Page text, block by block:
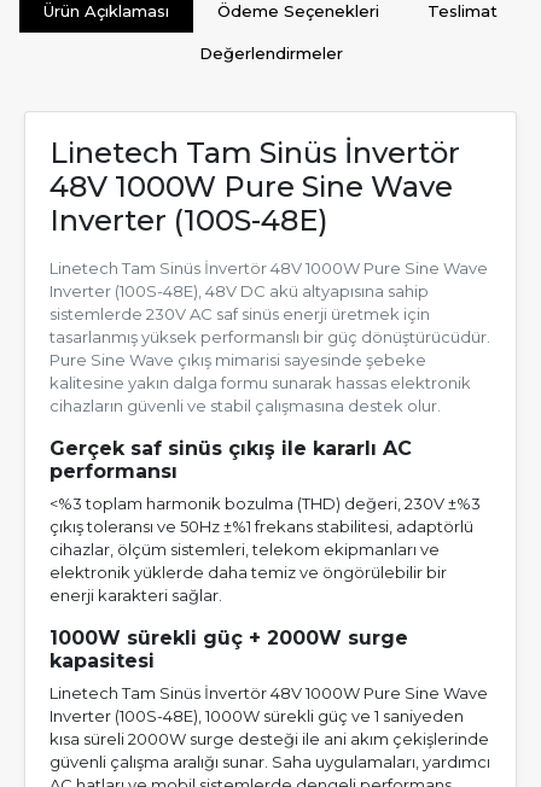
Ürün Açıklaması Ödeme Seçenekleri Teslimat
Değerlendirmeler
Linetech Tam Sinüs İnvertör
48V 1000W Pure Sine Wave
Inverter (100S-48E)
Linetech Tam Sinüs İnvertör 48V 1000W Pure Sine Wave
Inverter (100S-48E), 48V DC akü altyapısına sahip
sistemlerde 230V AC saf sinüs enerji üretmek için
tasarlanmış yüksek performanslı bir güç dönüştürücüdür.
Pure Sine Wave çıkış mimarisi sayesinde şebeke
kalitesine yakın dalga formu sunarak hassas elektronik
cihazların güvenli ve stabil çalışmasına destek olur.
Gerçek saf sinüs çıkış ile kararlı AC
performansı
<%3 toplam harmonik bozulma (THD) değeri, 230V ±%3
çıkış toleransı ve 50Hz ±%1 frekans stabilitesi, adaptörlü
cihazlar, ölçüm sistemleri, telekom ekipmanları ve
elektronik yüklerde daha temiz ve öngörülebilir bir
enerji karakteri sağlar.
1000W sürekli güç + 2000W surge
kapasitesi
Linetech Tam Sinüs İnvertör 48V 1000W Pure Sine Wave
Inverter (100S-48E), 1000W sürekli güç ve 1 saniyeden
kısa süreli 2000W surge desteği ile ani akım çekişlerinde
güvenli çalışma aralığı sunar. Saha uygulamaları, yardımcı